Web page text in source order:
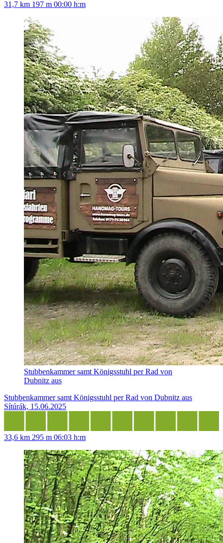
31,7 km 197 m 00:00 h:m
Stubbenkammer samt Königsstuhl per Rad von
Dubnitz aus
Stubbenkammer samt Königsstuhl per Rad von Dubnitz aus
Sítúrák, 15.06.2025
33,6 km 295 m 06:03 h:m